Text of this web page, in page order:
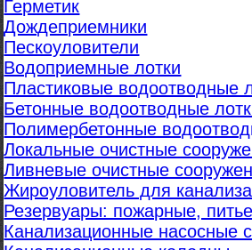
Герметик
Дождеприемники
Пескоуловители
Водоприемные лотки
Пластиковые водоотводные
Бетонные водоотводные
Полимербетонные
Локальные очистные
Ливневые очистные
Жироуловитель для
Резервуары: пожарные,
Канализационные насосные